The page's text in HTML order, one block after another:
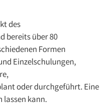
des
bereits über 80
Formen
Einzelschulungen,
oder durchgeführt. Eine
lassen kann.